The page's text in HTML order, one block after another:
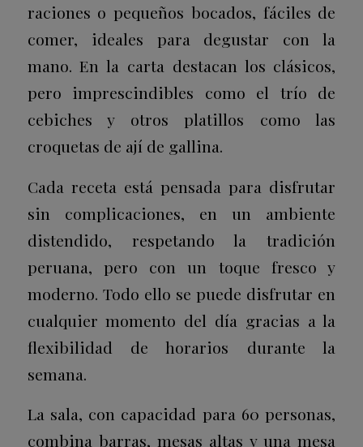
raciones o pequeños bocados, fáciles de
comer, ideales para degustar con la
mano. En la carta destacan los clásicos,
pero imprescindibles como el trío de
cebiches y otros platillos como las
croquetas de ají de gallina.
Cada receta está pensada para disfrutar
sin complicaciones, en un ambiente
distendido, respetando la tradición
peruana, pero con un toque fresco y
moderno. Todo ello se puede disfrutar en
cualquier momento del día gracias a la
flexibilidad de horarios durante la
semana.
La sala, con capacidad para 60 personas,
combina barras, mesas altas y una mesa